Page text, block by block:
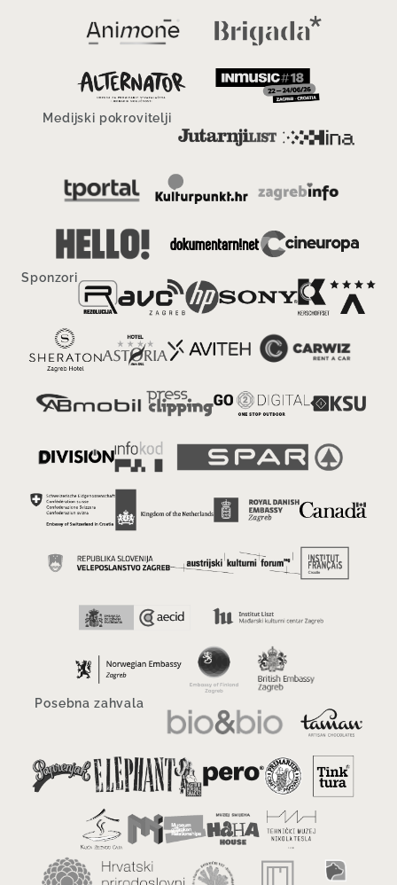
Medijski pokrovitelji
Sponzori
Posebna zahvala